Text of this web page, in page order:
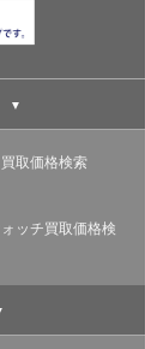
取価格検索
ッチ買取価格検